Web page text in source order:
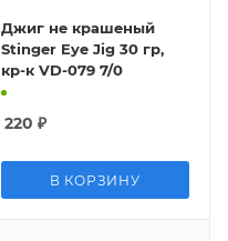
Джиг не крашеный
Stinger Eye Jig 30 гр,
кр-к VD-079 7/0
220 ₽
В КОРЗИНУ